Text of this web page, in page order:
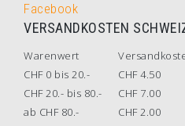
Facebook
VERSANDKOSTEN
Warenwert
CHF 0 bis 20.-
CHF 4.50
CHF 20.- bis 80.-
CHF 7.00
ab CHF 80.-
CHF 2.00